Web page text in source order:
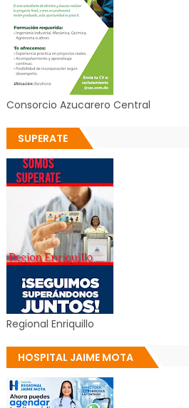
Consorcio Azucarero Central
SUPERATE
Regional Enriquillo
HOSPITAL JAIME MOTA